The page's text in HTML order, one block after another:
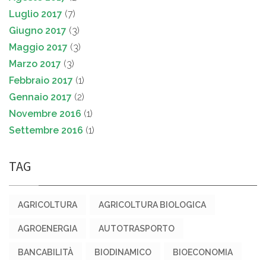
Luglio 2017 (7)
Giugno 2017 (3)
Maggio 2017 (3)
Marzo 2017 (3)
Febbraio 2017 (1)
Gennaio 2017 (2)
Novembre 2016 (1)
Settembre 2016 (1)
TAG
AGRICOLTURA AGRICOLTURA BIOLOGICA
AGROENERGIA AUTOTRASPORTO
BANCABILITÀ BIODINAMICO BIOECONOMIA